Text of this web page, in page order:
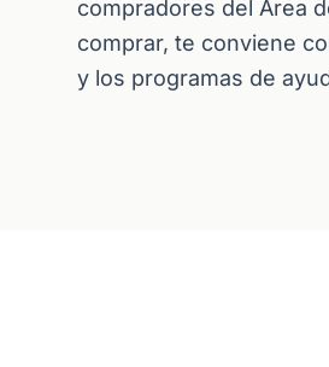
compradores del Área
comprar, te conviene
y los programas de